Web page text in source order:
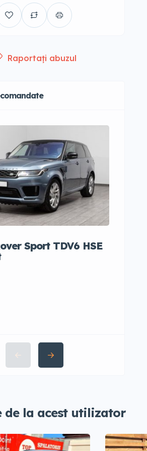
Raportați abuzul
Sport TDV6 HSE
de la acest utilizator